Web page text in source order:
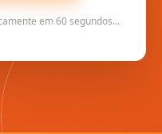
em 60 segundos...